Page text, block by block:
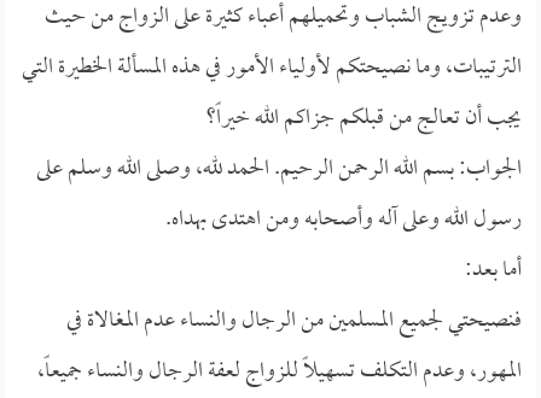
وعدم تزويج الشباب وتحميلهم أعباء كثيرة على الزواج من حيث
الترتيبات، وما نصيحتكم لأولياء الأمور في هذه المسألة الخطيرة التي
يجب أن تعالج من قبلكم جزاكم الله خيراً؟
الجواب: بسم الله الرحمن الرحيم. الحمد لله، وصلى الله وسلم على
رسول الله وعلى آله وأصحابه ومن اهتدى بهداه.
أما بعد:
فنصيحتي لجميع المسلمين من الرجال والنساء عدم المغالاة في
المهور، وعدم التكلف تسهيلاً للزواج لعفة الرجال والنساء جميعاً،